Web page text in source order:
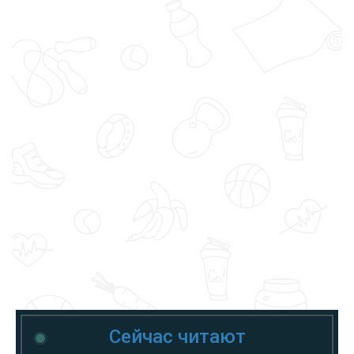
Сейчас читают